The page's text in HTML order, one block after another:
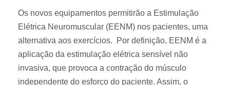
e
r
a
p
i
a
s
d
e
d
o
e
Os novos equipamentos permitirão a Estimulação
Elétrica Neuromuscular (EENM) nos pacientes, uma
alternativa aos exercícios. Por definição, EENM é a
aplicação da estimulação elétrica sensível não
invasiva, que provoca a contração do músculo
independente do esforço do paciente. Assim, o